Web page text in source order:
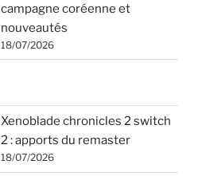
campagne coréenne et
nouveautés
18/07/2026
Xenoblade chronicles 2 switch
2 : apports du remaster
18/07/2026